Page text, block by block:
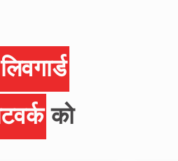
लिवगार्ड
को